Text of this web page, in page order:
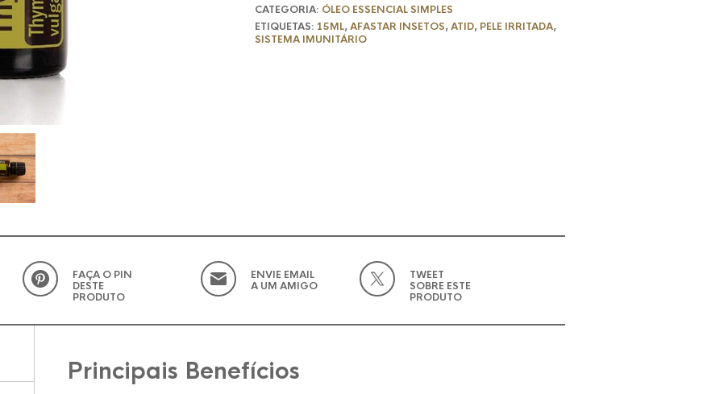
CATEGORIA: ÓLEO ESSENCIAL SIMPLES
ETIQUETAS: 15ML,AFASTAR INSETOS,ATID, PELE IRRITADA,
SISTEMA IMUNITÁRIO
FAÇA O PIN
DESTE
PRODUTO
ENVIE EMAIL
A UM AMIGO
TWEET
SOBRE ESTE
PRODUTO
Principais Benefícios